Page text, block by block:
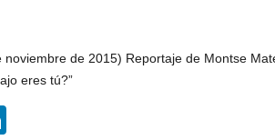
noviembre de 2015) Reportaje de Montse
eres tú?”